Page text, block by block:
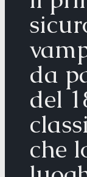
da
del
che